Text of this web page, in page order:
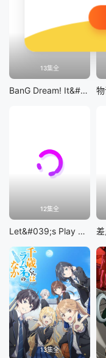
13集全
BanG Dream! It&#039;s MyGO!!!!!
12集全
Let&#039;s Play 充满挑战的人生
13集全